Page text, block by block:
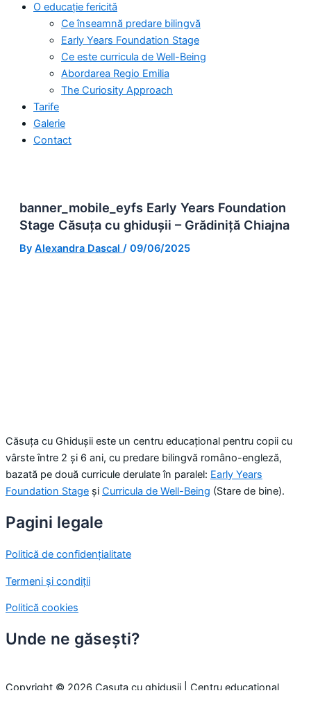
O educație fericită
Ce înseamnă predare bilingvă
Early Years Foundation Stage
Ce este curricula de Well-Being
Abordarea Regio Emilia
The Curiosity Approach
Tarife
Galerie
Contact
banner_mobile_eyfs Early Years Foundation
Stage Căsuța cu ghidușii – Grădiniță Chiajna
By Alexandra Dascal / 09/06/2025
Căsuța cu Ghidușii este un centru educațional pentru copii cu
vârste între 2 și 6 ani, cu predare bilingvă româno-engleză,
bazată pe două curricule derulate în paralel: Early Years
Foundation Stage și Curricula de Well-Being (Stare de bine).
Pagini legale
Politică de confidențialitate
Termeni și condiții
Politică cookies
Unde ne găsești?
Copyright © 2026 Casuta cu ghidusii | Centru educațional